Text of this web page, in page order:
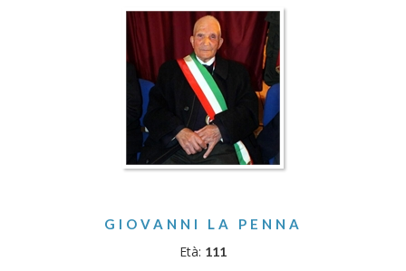
GIOVANNI LA PENNA
Età: 111